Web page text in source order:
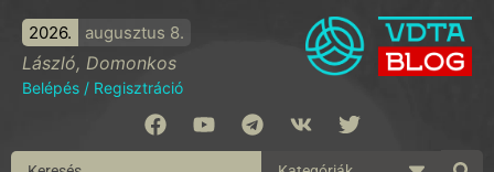
2026. augusztus 8.
László, Domonkos
Belépés / Regisztráció